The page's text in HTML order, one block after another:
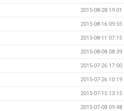
2015-08-28 19:01
2015-08-16 09:55
2015-08-11 07:15
2015-08-08 08:39
2015-07-26 17:00
2015-07-26 10:19
2015-07-15 13:15
2015-07-08 09:48